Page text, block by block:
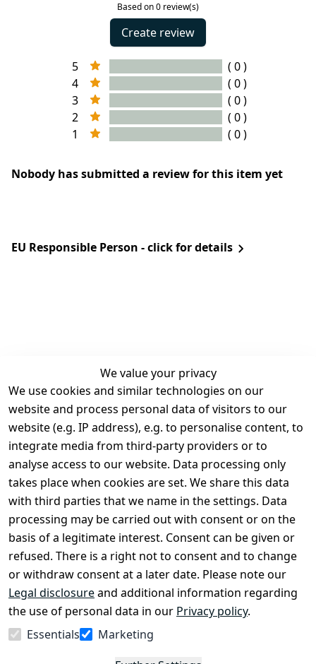
Based on 0 review(s)
Create review
5
( 0 )
4
( 0 )
3
( 0 )
2
( 0 )
1
( 0 )
Nobody has submitted a review for this item yet
EU Responsible Person - click for details
We value your privacy
We use cookies and similar technologies on our
website and process personal data of visitors to our
website (e.g. IP address), e.g. to personalise content, to
integrate media from third-party providers or to
analyse access to our website. Data processing only
takes place when cookies are set. We share this data
with third parties that we name in the settings. Data
processing may be carried out with consent or on the
basis of a legitimate interest. Consent can be given or
refused. There is a right not to consent and to change
or withdraw consent at a later date. Please note our
Legal disclosureand additional information regarding
the use of personal data in our Privacy policy.
Essentials
Marketing
Legal
Terms and
Conditions
Legal
disclosure
Privacy Policy
Declaration of
accessibility
Cancellation
rights
Contact
Register
Withdraw
from